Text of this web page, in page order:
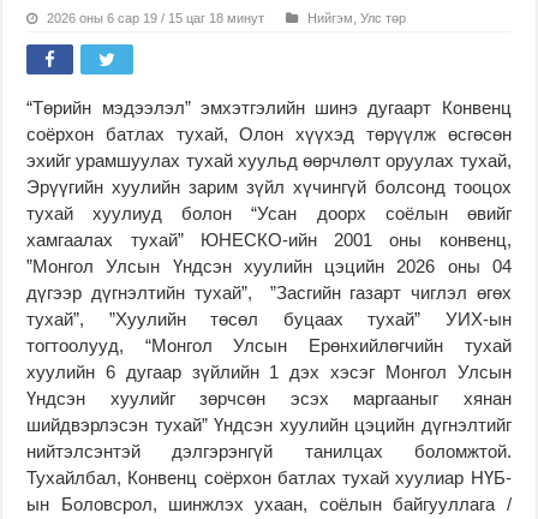
2026 оны 6 сар 19 / 15 цаг 18 минут Нийгэм ,Улс төр
“Төрийн мэдээлэл” эмхэтгэлийн шинэ дугаарт Конвенц
соёрхон батлах тухай, Олон хүүхэд төрүүлж өсгөсөн
эхийг урамшуулах тухай хуульд өөрчлөлт оруулах тухай,
Эрүүгийн хуулийн зарим зүйл хүчингүй болсонд тооцох
тухай хуулиуд болон “Усан доорх соёлын өвийг
хамгаалах тухай” ЮНЕСКО-ийн 2001 оны конвенц,
”Монгол Улсын Үндсэн хуулийн цэцийн 2026 оны 04
дүгээр дүгнэлтийн тухай”, ”Засгийн газарт чиглэл өгөх
тухай”, ”Хуулийн төсөл буцаах тухай” УИХ-ын
тогтоолууд, “Монгол Улсын Ерөнхийлөгчийн тухай
хуулийн 6 дугаар зүйлийн 1 дэх хэсэг Монгол Улсын
Үндсэн хуулийг зөрчсөн эсэх маргааныг хянан
шийдвэрлэсэн тухай” Үндсэн хуулийн цэцийн дүгнэлтийг
нийтэлсэнтэй дэлгэрэнгүй танилцах боломжтой.
Тухайлбал, Конвенц соёрхон батлах тухай хуулиар НҮБ-
ын Боловсрол, шинжлэх ухаан, соёлын байгууллага /